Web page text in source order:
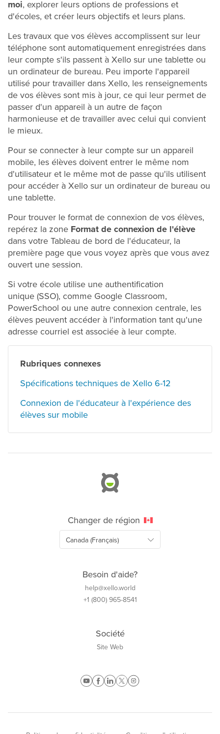
moi, explorer leurs options de professions et
d'écoles, et créer leurs objectifs et leurs plans.
Les travaux que vos élèves accomplissent sur leur
téléphone sont automatiquement enregistrées dans
leur compte s'ils passent à Xello sur une tablette ou
un ordinateur de bureau. Peu importe l'appareil
utilisé pour travailler dans Xello, les renseignements
de vos élèves sont mis à jour, ce qui leur permet de
passer d'un appareil à un autre de façon
harmonieuse et de travailler avec celui qui convient
le mieux.
Pour se connecter à leur compte sur un appareil
mobile, les élèves doivent entrer le même nom
d'utilisateur et le même mot de passe qu'ils utilisent
pour accéder à Xello sur un ordinateur de bureau ou
une tablette.
Pour trouver le format de connexion de vos élèves,
repérez la zone Format de connexion de l'élève
dans votre Tableau de bord de l'éducateur, la
première page que vous voyez après que vous avez
ouvert une session.
Si votre école utilise une authentification
unique (SSO), comme Google Classroom,
PowerSchool ou une autre connexion centrale, les
élèves peuvent accéder à l'information tant qu'une
adresse courriel est associée à leur compte.
Rubriques connexes
Spécifications techniques de Xello 6-12
Connexion de l'éducateur à l'expérience des
élèves sur mobile
Changer de région
Besoin d'aide?
help@xello.world
+1 (800) 965-8541
Société
Site Web